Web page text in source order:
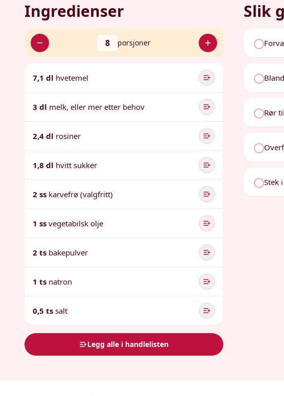
Ingredienser
8 porsjoner
7,1 dl hvetemel
3 dl melk, eller mer etter behov
2,4 dl rosiner
1,8 dl hvitt sukker
2 ss karvefrø (valgfritt)
1 ss vegetabilsk olje
2 ts bakepulver
1 ts natron
0,5 ts salt
Legg alle i handlelisten
Slik
Rør
Stek